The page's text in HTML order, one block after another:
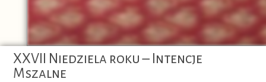
XXVII Niedziela roku – Intencje
Mszalne